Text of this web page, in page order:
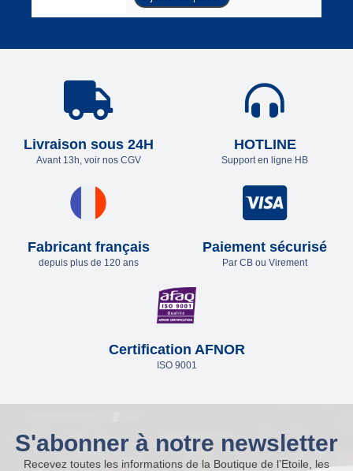
Livraison sous 24H
Avant 13h, voir nos CGV
HOTLINE
Support en ligne HB
Fabricant français
depuis plus de 120 ans
Paiement sécurisé
Par CB ou Virement
Certification AFNOR
ISO 9001
S'abonner à notre newsletter
Recevez toutes les informations de la Boutique de l’Etoile, les